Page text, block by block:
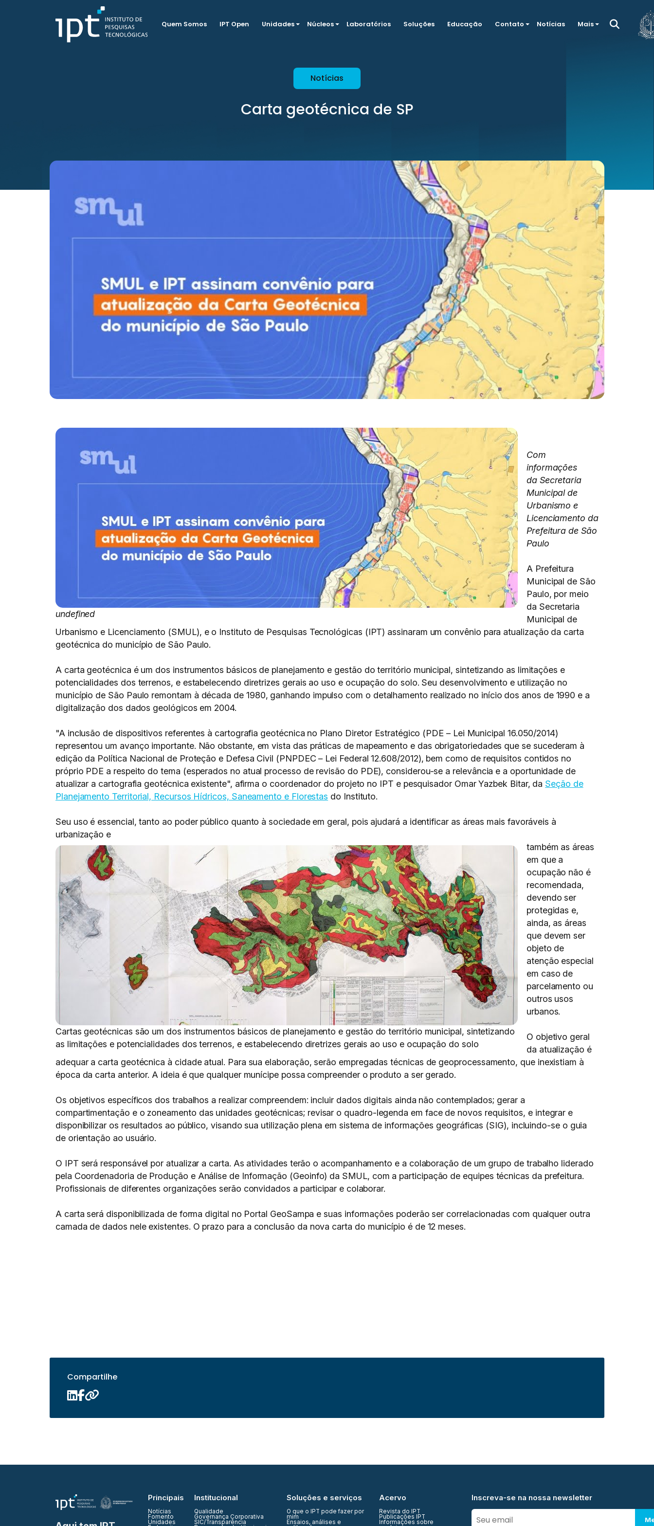
Quem Somos IPT Open Unidades Núcleos Laboratórios Soluções Educação Contato Notícias Mais
Notícias
Carta geotécnica de SP
undefined
Com
informações
da Secretaria
Municipal de
Urbanismo e
Licenciamento da
Prefeitura de São
Paulo
A Prefeitura
Municipal de São
Paulo, por meio
da Secretaria
Municipal de
Urbanismo e Licenciamento (SMUL), e o Instituto de Pesquisas Tecnológicas (IPT) assinaram um convênio para atualização da carta
geotécnica do município de São Paulo.
A carta geotécnica é um dos instrumentos básicos de planejamento e gestão do território municipal, sintetizando as limitações e
potencialidades dos terrenos, e estabelecendo diretrizes gerais ao uso e ocupação do solo. Seu desenvolvimento e utilização no
município de São Paulo remontam à década de 1980, ganhando impulso com o detalhamento realizado no início dos anos de 1990 e a
digitalização dos dados geológicos em 2004.
"A inclusão de dispositivos referentes à cartografia geotécnica no Plano Diretor Estratégico (PDE – Lei Municipal 16.050/2014)
representou um avanço importante. Não obstante, em vista das práticas de mapeamento e das obrigatoriedades que se sucederam à
edição da Política Nacional de Proteção e Defesa Civil (PNPDEC – Lei Federal 12.608/2012), bem como de requisitos contidos no
próprio PDE a respeito do tema (esperados no atual processo de revisão do PDE), considerou-se a relevância e a oportunidade de
atualizar a cartografia geotécnica existente", afirma o coordenador do projeto no IPT e pesquisador Omar Yazbek Bitar, da Seção de
Planejamento Territorial, Recursos Hídricos, Saneamento e Florestas do Instituto.
Seu uso é essencial, tanto ao poder público quanto à sociedade em geral, pois ajudará a identificar as áreas mais favoráveis à
urbanização e
Cartas geotécnicas são um dos instrumentos básicos de planejamento e gestão do território municipal, sintetizando
as limitações e potencialidades dos terrenos, e estabelecendo diretrizes gerais ao uso e ocupação do solo
também as áreas
em que a
ocupação não é
recomendada,
devendo ser
protegidas e,
ainda, as áreas
que devem ser
objeto de
atenção especial
em caso de
parcelamento ou
outros usos
urbanos.
O objetivo geral
da atualização é
adequar a carta geotécnica à cidade atual. Para sua elaboração, serão empregadas técnicas de geoprocessamento, que inexistiam à
época da carta anterior. A ideia é que qualquer munícipe possa compreender o produto a ser gerado.
Os objetivos específicos dos trabalhos a realizar compreendem: incluir dados digitais ainda não contemplados; gerar a
compartimentação e o zoneamento das unidades geotécnicas; revisar o quadro-legenda em face de novos requisitos, e integrar e
disponibilizar os resultados ao público, visando sua utilização plena em sistema de informações geográficas (SIG), incluindo-se o guia
de orientação ao usuário.
O IPT será responsável por atualizar a carta. As atividades terão o acompanhamento e a colaboração de um grupo de trabalho liderado
pela Coordenadoria de Produção e Análise de Informação (Geoinfo) da SMUL, com a participação de equipes técnicas da prefeitura.
Profissionais de diferentes organizações serão convidados a participar e colaborar.
A carta será disponibilizada de forma digital no Portal GeoSampa e suas informações poderão ser correlacionadas com qualquer outra
camada de dados nele existentes. O prazo para a conclusão da nova carta do município é de 12 meses.
Compartilhe
Principais
Notícias
Fomento
Unidades
Institucional
Qualidade
Governança Corporativa
SIC/Transparência
Soluções e serviços
O que o IPT pode fazer por
mim
Ensaios, análises e
Acervo
Revista do IPT
Publicações IPT
Informações sobre
Inscreva-se na nossa newsletter